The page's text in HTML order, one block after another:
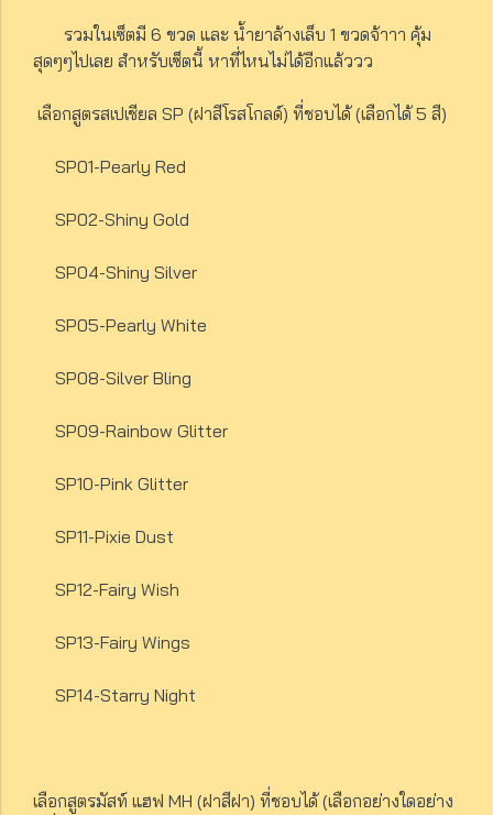
รวมในเซ็ตมี 6 ขวด และ น้ำยาล้างเล็บ 1 ขวดจ้าาา คุ้ม
สุดๆๆไปเลย สำหรับเซ็ตนี้ หาที่ไหนไม่ได้อีกแล้ววว
เลือกสูตรสเปเชียล SP (ฝาสีโรสโกลด์) ที่ชอบได้ (เลือกได้ 5 สี)
SP01-Pearly Red
SP02-Shiny Gold
SP04-Shiny Silver
SP05-Pearly White
SP08-Silver Bling
SP09-Rainbow Glitter
SP10-Pink Glitter
SP11-Pixie Dust
SP12-Fairy Wish
SP13-Fairy Wings
SP14-Starry Night
เลือกสูตรมัสท์ แฮฟ MH (ฝาสีฝา) ที่ชอบได้ (เลือกอย่างใดอย่าง